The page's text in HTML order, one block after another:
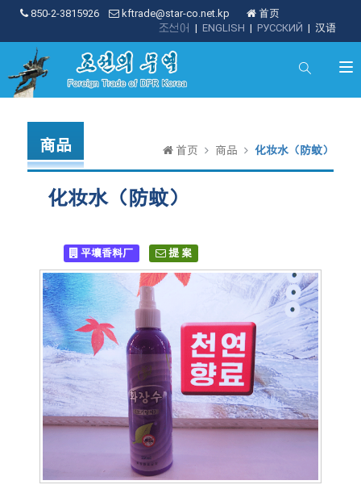
850-2-3815926 kftrade@star-co.net.kp
首页
| 汉语
| РУССКИЙ
| ENGLISH
조선어
商品 首页 商品 化妆水（防蚊）
化妆水（防蚊）
平壤香料厂 提 案